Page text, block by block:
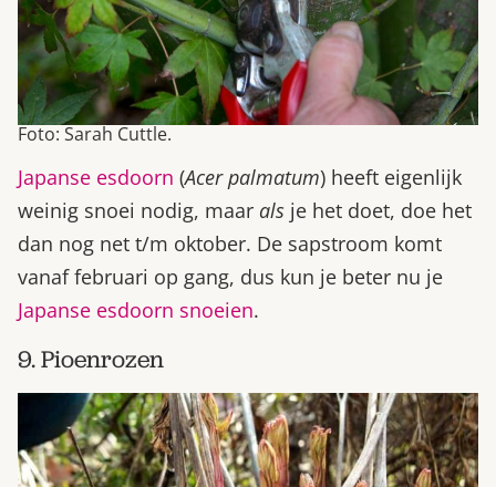
Foto: Sarah Cuttle.
Japanse esdoorn (Acer palmatum) heeft eigenlijk
weinig snoei nodig, maar als je het doet, doe het
dan nog net t/m oktober. De sapstroom komt
vanaf februari op gang, dus kun je beter nu je
Japanse esdoorn snoeien.
9. Pioenrozen